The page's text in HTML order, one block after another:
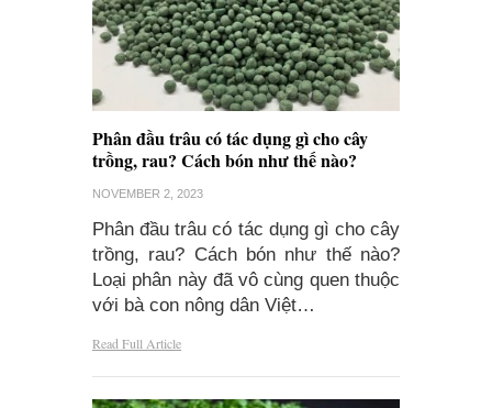
Phân đầu trâu có tác dụng gì cho cây
trồng, rau? Cách bón như thế nào?
NOVEMBER 2, 2023
Phân đầu trâu có tác dụng gì cho cây
trồng, rau? Cách bón như thế nào?
Loại phân này đã vô cùng quen thuộc
với bà con nông dân Việt…
Read Full Article